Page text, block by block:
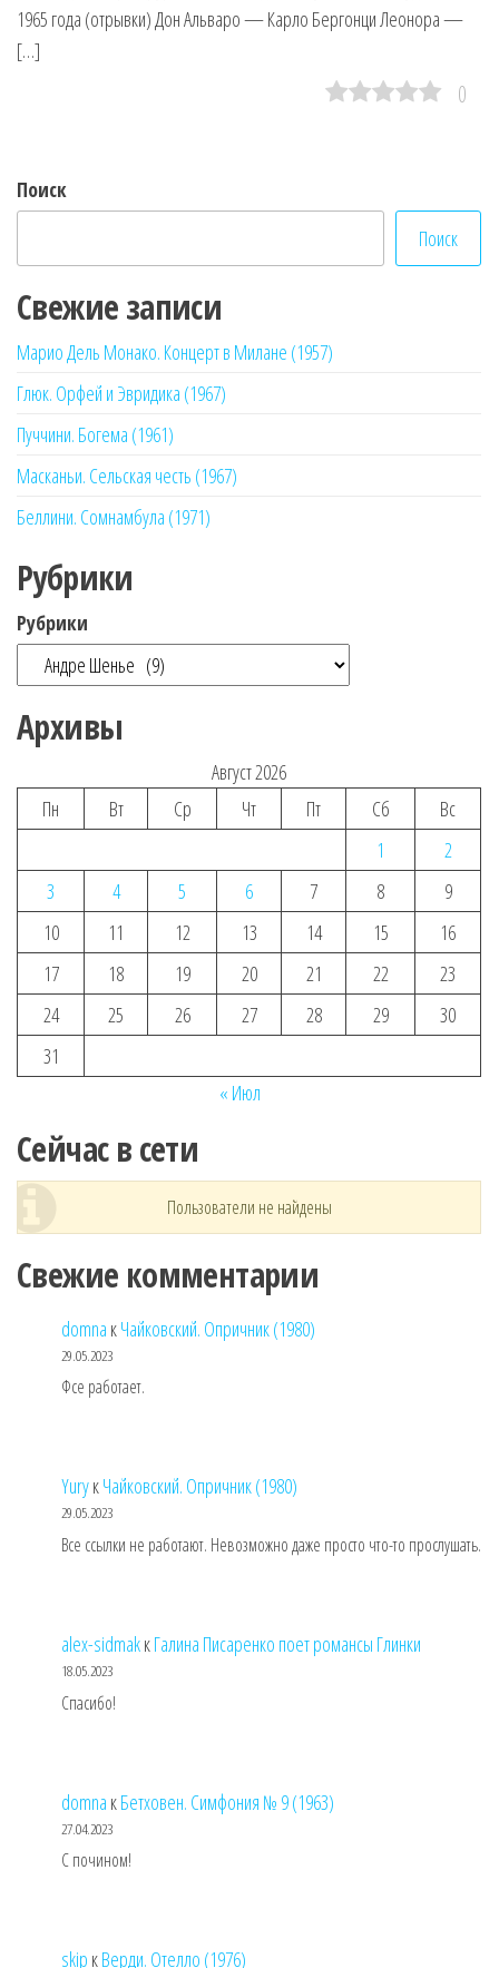
1965 года (отрывки) Дон Альваро — Карло Бергонци Леонора —
[…]
0
Поиск
Поиск
Свежие записи
Марио Дель Монако. Концерт в Милане (1957)
Глюк. Орфей и Эвридика (1967)
Пуччини. Богема (1961)
Масканьи. Сельская честь (1967)
Беллини. Сомнамбула (1971)
Рубрики
Рубрики
Архивы
Август 2026
Пн
Вт Ср Чт Пт Сб
Вс
1
2
3
4 5 6 7 8
9
10
11 12 13 14 15
16
17
18 19 20 21 22
23
24
25 26 27 28 29
30
31
« Июл
Сейчас в сети
Пользователи не найдены
Свежие комментарии
domna кЧайковский. Опричник (1980)
29.05.2023
Фсе работает.
YuryкЧайковский. Опричник (1980)
29.05.2023
Все ссылки не работают. Невозможно даже просто что-то прослушать.
alex-sidmakкГалина Писаренко поет романсы Глинки
18.05.2023
Спасибо!
domna кБетховен. Симфония № 9 (1963)
27.04.2023
С почином!
skip кВерди. Отелло (1976)